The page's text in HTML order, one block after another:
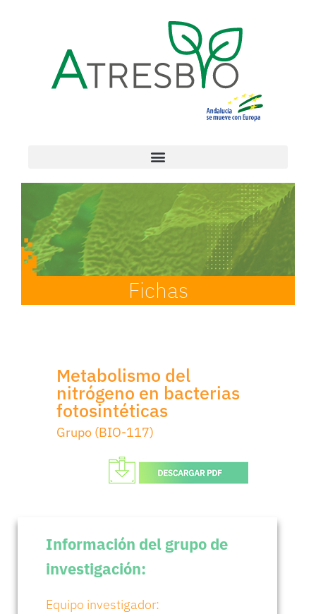
Fichas
Metabolismo del
nitrógeno en bacterias
fotosintéticas
Grupo (BIO-117)
Información del grupo de
investigación:
Equipo investigador: